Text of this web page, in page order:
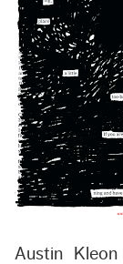
Austin